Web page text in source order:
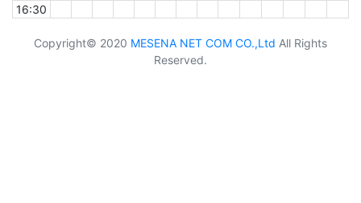
16:30
Copyright© 2020 MESENA NET COM CO.,Ltd All Rights
Reserved.